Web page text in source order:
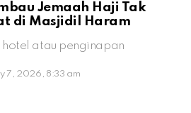
Jemaah Haji Tak
di Masjidil Haram
hotel atau penginapan
7, 2026, 8:33 am